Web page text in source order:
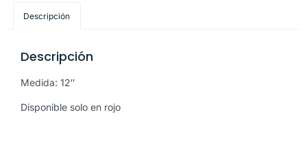
Descripción
Descripción
Medida: 12″
Disponible solo en rojo